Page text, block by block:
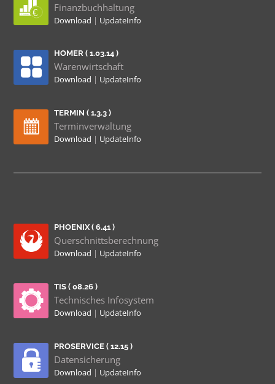
Finanzbuchhaltung
Download | UpdateInfo
HOMER ( 1.03.14 )
Warenwirtschaft
Download | UpdateInfo
TERMIN ( 1.3.3 )
Terminverwaltung
Download | UpdateInfo
PHOENIX ( 6.41 )
Querschnittsberechnung
Download | UpdateInfo
TIS ( 08.26 )
Technisches Infosystem
Download | UpdateInfo
PROSERVICE ( 12.15 )
Datensicherung
Download | UpdateInfo